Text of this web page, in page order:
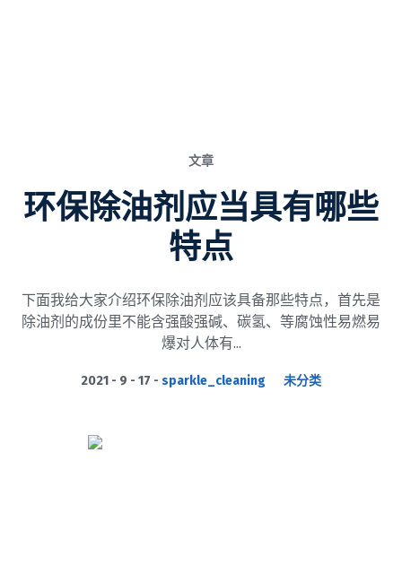
文章
环保除油剂应当具有哪些
特点
下面我给大家介绍环保除油剂应该具备那些特点，首先是
除油剂的成份里不能含强酸强碱、碳氢、等腐蚀性易燃易
爆对人体有...
2021 - 9 - 17 sparkle_cleaning 未分类